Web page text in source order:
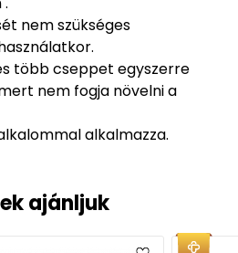
nem szükséges
több cseppet egyszerre
nem fogja növelni a
alkalmazza.
ajánljuk